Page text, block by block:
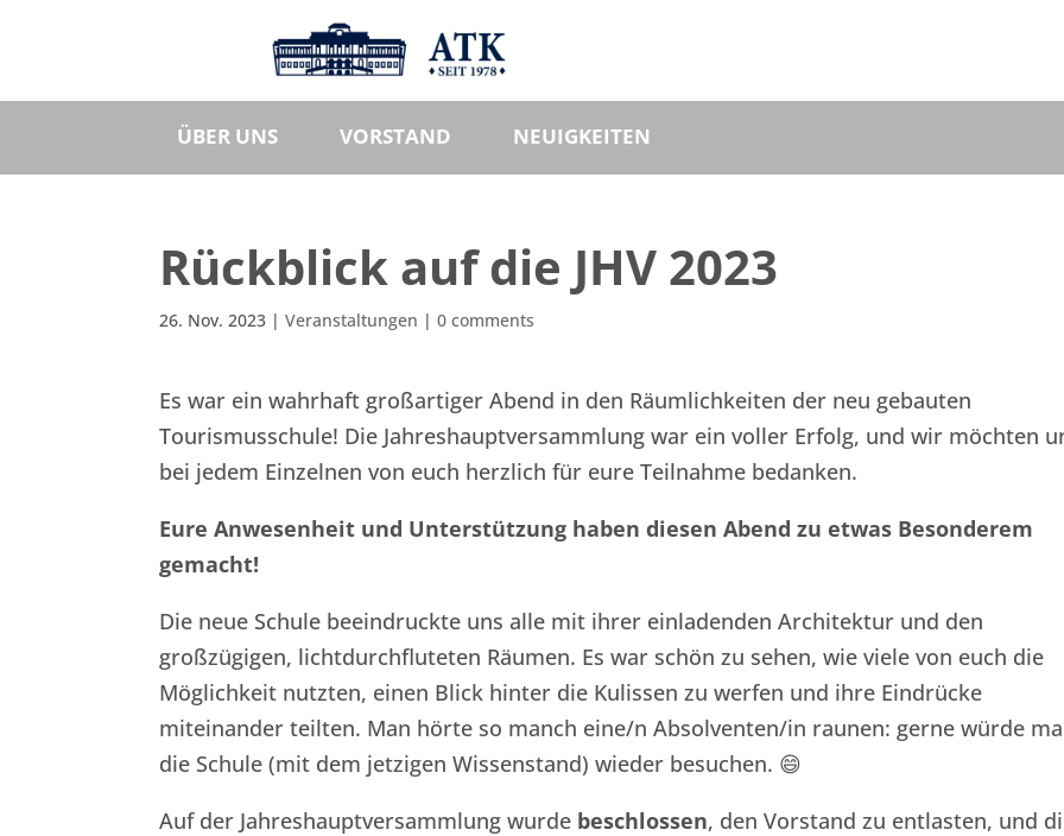
ÜBER UNS VORSTAND NEUIGKEITEN
Rückblick auf die JHV 2023
26. Nov. 2023 |Veranstaltungen |0 comments
Es war ein wahrhaft großartiger Abend in den Räumlichkeiten der neu gebauten
Tourismusschule! Die Jahreshauptversammlung war ein voller Erfolg, und wir möchten
bei jedem Einzelnen von euch herzlich für eure Teilnahme bedanken.
Eure Anwesenheit und Unterstützung haben diesen Abend zu etwas Besonderem
gemacht!
Die neue Schule beeindruckte uns alle mit ihrer einladenden Architektur und den
großzügigen, lichtdurchfluteten Räumen. Es war schön zu sehen, wie viele von euch die
Möglichkeit nutzten, einen Blick hinter die Kulissen zu werfen und ihre Eindrücke
miteinander teilten. Man hörte so manch eine/n Absolventen/in raunen: gerne würde
die Schule (mit dem jetzigen Wissenstand) wieder besuchen. 😄
Auf der Jahreshauptversammlung wurde beschlossen, den Vorstand zu entlasten, und